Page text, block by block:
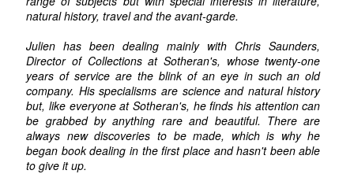
natural history, travel and the avant-garde.
Julien has been dealing mainly with Chris Saunders,
Director of Collections at Sotheran's, whose twenty-one
years of service are the blink of an eye in such an old
company. His specialisms are science and natural history
but, like everyone at Sotheran's, he finds his attention can
be grabbed by anything rare and beautiful. There are
always new discoveries to be made, which is why he
began book dealing in the first place and hasn't been able
to give it up.